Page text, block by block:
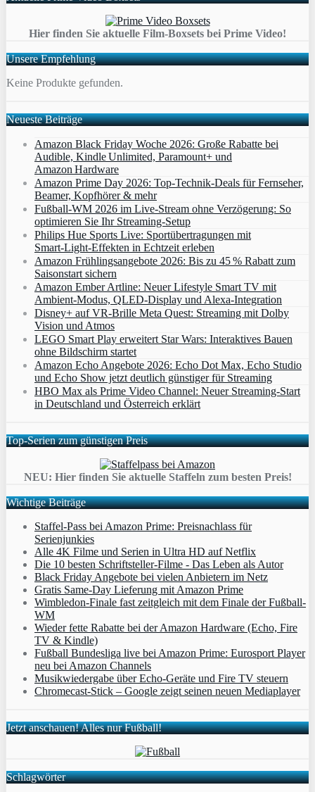
Hier finden Sie aktuelle Film-Boxsets bei Prime Video!
Unsere Empfehlung
Keine Produkte gefunden.
Neueste Beiträge
Amazon Black Friday Woche 2026: Große Rabatte bei
Audible, Kindle Unlimited, Paramount+ und
Amazon Hardware
Amazon Prime Day 2026: Top-Technik-Deals für Fernseher,
Beamer, Kopfhörer & mehr
Fußball-WM 2026 im Live-Stream ohne Verzögerung: So
optimieren Sie Ihr Streaming-Setup
Philips Hue Sports Live: Sportübertragungen mit
Smart‑Light‑Effekten in Echtzeit erleben
Amazon Frühlingsangebote 2026: Bis zu 45 % Rabatt zum
Saisonstart sichern
Amazon Ember Artline: Neuer Lifestyle Smart TV mit
Ambient‑Modus, QLED‑Display und Alexa‑Integration
Disney+ auf VR-Brille Meta Quest: Streaming mit Dolby
Vision und Atmos
LEGO Smart Play erweitert Star Wars: Interaktives Bauen
ohne Bildschirm startet
Amazon Echo Angebote 2026: Echo Dot Max, Echo Studio
und Echo Show jetzt deutlich günstiger für Streaming
HBO Max als Prime Video Channel: Neuer Streaming‑Start
in Deutschland und Österreich erklärt
Top-Serien zum günstigen Preis
NEU: Hier finden Sie aktuelle Staffeln zum besten Preis!
Wichtige Beiträge
Staffel-Pass bei Amazon Prime: Preisnachlass für
Serienjunkies
Alle 4K Filme und Serien in Ultra HD auf Netflix
Die 10 besten Schriftsteller-Filme - Das Leben als Autor
Black Friday Angebote bei vielen Anbietern im Netz
Gratis Same-Day Lieferung mit Amazon Prime
Wimbledon-Finale fast zeitgleich mit dem Finale der Fußball-
WM
Wieder fette Rabatte bei der Amazon Hardware (Echo, Fire
TV & Kindle)
Fußball Bundesliga live bei Amazon Prime: Eurosport Player
neu bei Amazon Channels
Musikwiedergabe über Echo-Geräte und Fire TV steuern
Chromecast-Stick – Google zeigt seinen neuen Mediaplayer
Jetzt anschauen! Alles nur Fußball!
Schlagwörter